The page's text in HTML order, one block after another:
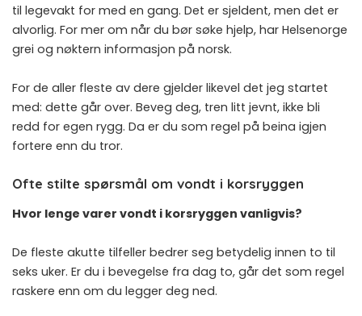
til legevakt for med en gang. Det er sjeldent, men det er
alvorlig. For mer om når du bør søke hjelp, har Helsenorge
grei og nøktern informasjon på norsk.
For de aller fleste av dere gjelder likevel det jeg startet
med: dette går over. Beveg deg, tren litt jevnt, ikke bli
redd for egen rygg. Da er du som regel på beina igjen
fortere enn du tror.
Ofte stilte spørsmål om vondt i korsryggen
Hvor lenge varer vondt i korsryggen vanligvis?
De fleste akutte tilfeller bedrer seg betydelig innen to til
seks uker. Er du i bevegelse fra dag to, går det som regel
raskere enn om du legger deg ned.